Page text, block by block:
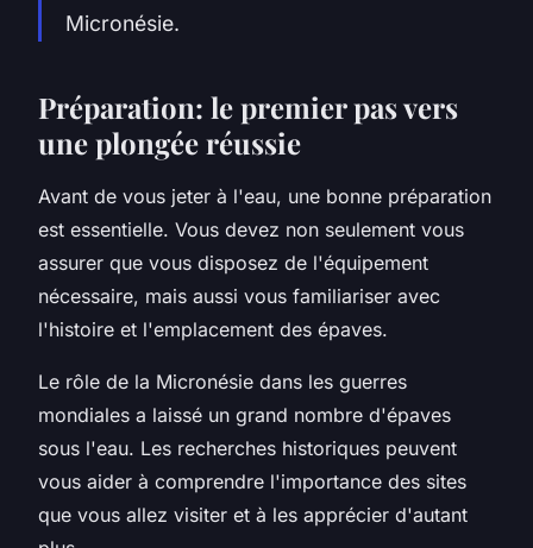
Micronésie.
Préparation: le premier pas vers
une plongée réussie
Avant de vous jeter à l'eau, une bonne préparation
est essentielle. Vous devez non seulement vous
assurer que vous disposez de l'équipement
nécessaire, mais aussi vous familiariser avec
l'histoire et l'emplacement des épaves.
Le rôle de la Micronésie dans les guerres
mondiales a laissé un grand nombre d'épaves
sous l'eau. Les recherches historiques peuvent
vous aider à comprendre l'importance des sites
que vous allez visiter et à les apprécier d'autant